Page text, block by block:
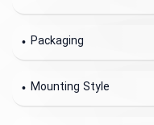
Packaging
Mounting Style